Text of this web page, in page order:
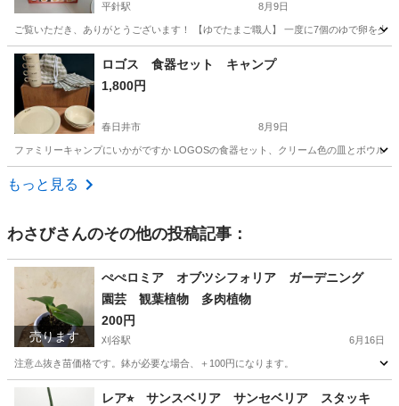
平針駅 8月9日
ご覧いただき、ありがとうございます！ 【ゆでたまご職人】 一度に7個のゆで卵を
愛知 名古屋市 平針駅 家庭用品
ロゴス 食器セット キャンプ
1,800円
春日井市 8月9日
ファミリーキャンプにいかがですか LOGOSの食器セット、クリーム色の皿とボウ
愛知 春日井市
もっと見る
わさびさんのその他の投稿記事：
売ります
ぺぺロミア オブツシフォリア ガーデニング
園芸 観葉植物 多肉植物
200円
刈谷駅 6月16日
注意⚠️抜き苗価格です。鉢が必要な場合、＋100円になります。
家庭用品 多肉植物
レア⭐︎ サンスベリア サンセベリア スタッキ